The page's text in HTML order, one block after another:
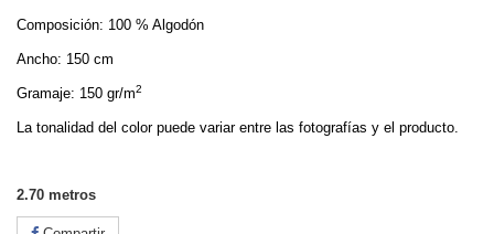
Composición: 100 % Algodón
Ancho: 150 cm
Gramaje: 150 gr/m2
La tonalidad del color puede variar entre las fotografías y el producto.
2.70 metros